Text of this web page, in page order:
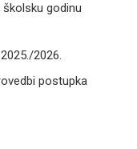
godinu
2026.
postupka